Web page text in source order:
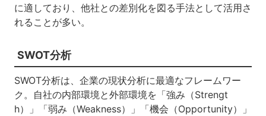
に適しており、他社との差別化を図る手法として活用さ
れることが多い。
SWOT分析
SWOT分析は、企業の現状分析に最適なフレームワー
ク。自社の内部環境と外部環境を「強み（Strengt
h）」「弱み（Weakness）」「機会（Opportunity）」